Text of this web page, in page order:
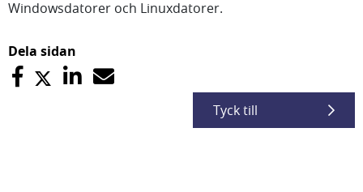
Windowsdatorer och Linuxdatorer.
Dela sidan
Tyck till